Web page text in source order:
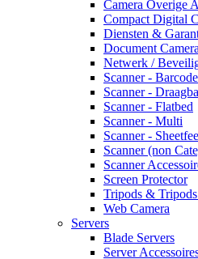
Camera Overige
Compact Digital
Diensten &
Document
Netwerk /
Scanner - Barcode
Scanner -
Scanner - Flatbed
Scanner - Multi
Scanner -
Scanner (non
Scanner
Screen Protector
Tripods &
Web Camera
Servers
Blade Servers
Server